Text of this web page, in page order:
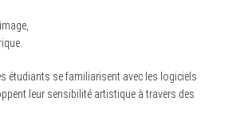
étudiants se familiarisent avec les logiciels
leur sensibilité artistique à travers des